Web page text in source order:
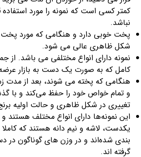
کمتر کسی است که نمونه را مورد
نباشد.
پخت خوبی دارد و هنگامی که مورد پخت
شکل ظاهری عالی می شود.
نمونه دارای انواع مختلفی می باشد. از
کامل که به صورت یک دست به بازار
هنگامی که پخته می شوند، بعد از مدت
و تمام خواص خود را حفظ می‌کند و با
تغییری در شکل ظاهری و حالت اولیه
این نمونه‌ها دارای انواع مختلف هستند
یکدست، لاشه و نیم دانه هستند که
بندی شده‌اند و در وزن های گوناگون در
گرفته اند.